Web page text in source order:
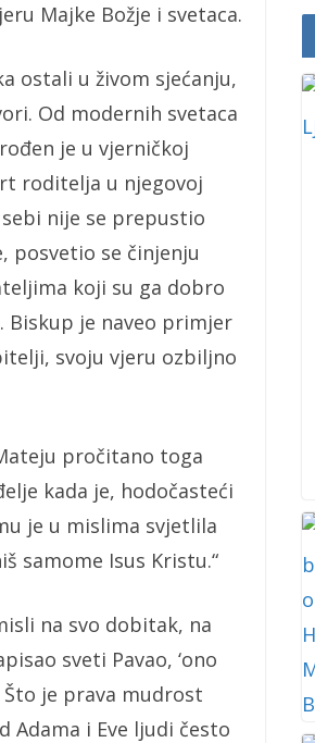
Majke Božje i svetaca.
ostali u živom sjećanju,
Od modernih svetaca
je u vjerničkoj
roditelja u njegovoj
nije se prepustio
posvetio se činjenju
koji su ga dobro
Biskup je naveo primjer
svoju vjeru ozbiljno
pročitano toga
kada je, hodočasteći
je u mislima svjetlila
samome Isus Kristu.“
na svo dobitak, na
sveti Pavao, ‘ono
je prava mudrost
Adama i Eve ljudi često